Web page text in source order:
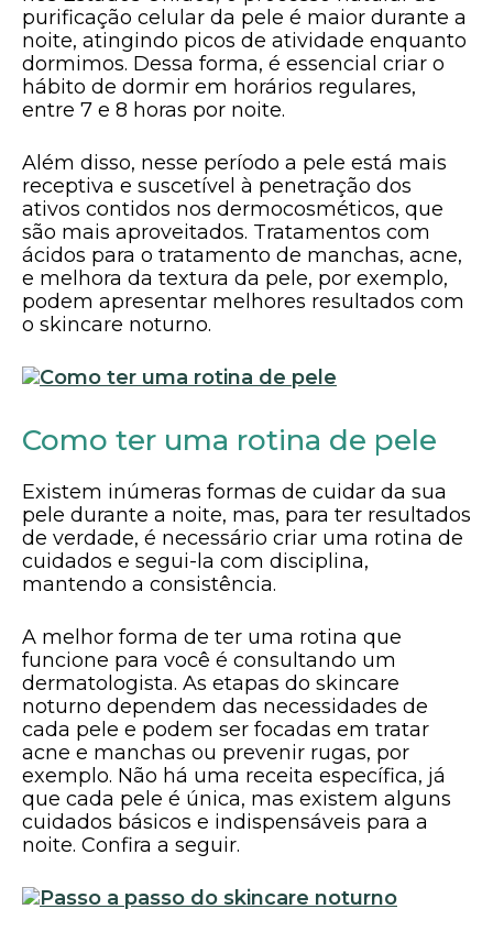
purificação celular da pele é maior durante a
noite, atingindo picos de atividade enquanto
dormimos. Dessa forma, é essencial criar o
hábito de dormir em horários regulares,
entre 7 e 8 horas por noite.
Além disso, nesse período a pele está mais
receptiva e suscetível à penetração dos
ativos contidos nos dermocosméticos, que
são mais aproveitados. Tratamentos com
ácidos para o tratamento de manchas, acne,
e melhora da textura da pele, por exemplo,
podem apresentar melhores resultados com
o skincare noturno.
Como ter uma rotina de pele
Existem inúmeras formas de cuidar da sua
pele durante a noite, mas, para ter resultados
de verdade, é necessário criar uma rotina de
cuidados e segui-la com disciplina,
mantendo a consistência.
A melhor forma de ter uma rotina que
funcione para você é consultando um
dermatologista. As etapas do skincare
noturno dependem das necessidades de
cada pele e podem ser focadas em tratar
acne e manchas ou prevenir rugas, por
exemplo. Não há uma receita específica, já
que cada pele é única, mas existem alguns
cuidados básicos e indispensáveis para a
noite. Confira a seguir.